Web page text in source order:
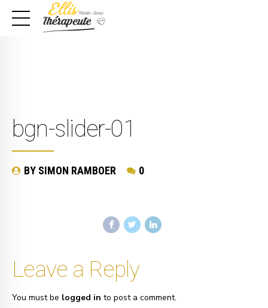
bgn-slider-01
BY SIMON RAMBOER 0
Leave a Reply
You must be logged in to post a comment.